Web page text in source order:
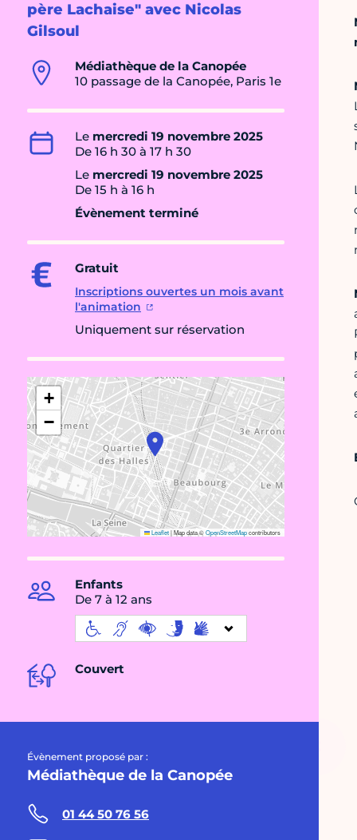
père Lachaise" avec Nicolas
Gilsoul
Médiathèque de la Canopée
10 passage de la Canopée, Paris 1e
Le mercredi 19 novembre 2025
De 16 h 30 à 17 h 30
Le mercredi 19 novembre 2025
De 15 h à 16 h
Évènement terminé
Gratuit
Inscriptions ouvertes un mois avant
l'animation
Uniquement sur réservation
+
−
Leaflet|Map data ©OpenStreetMapcontributors
Enfants
De 7 à 12 ans
Couvert
Évènement proposé par :
Médiathèque de la Canopée
01 44 50 76 56